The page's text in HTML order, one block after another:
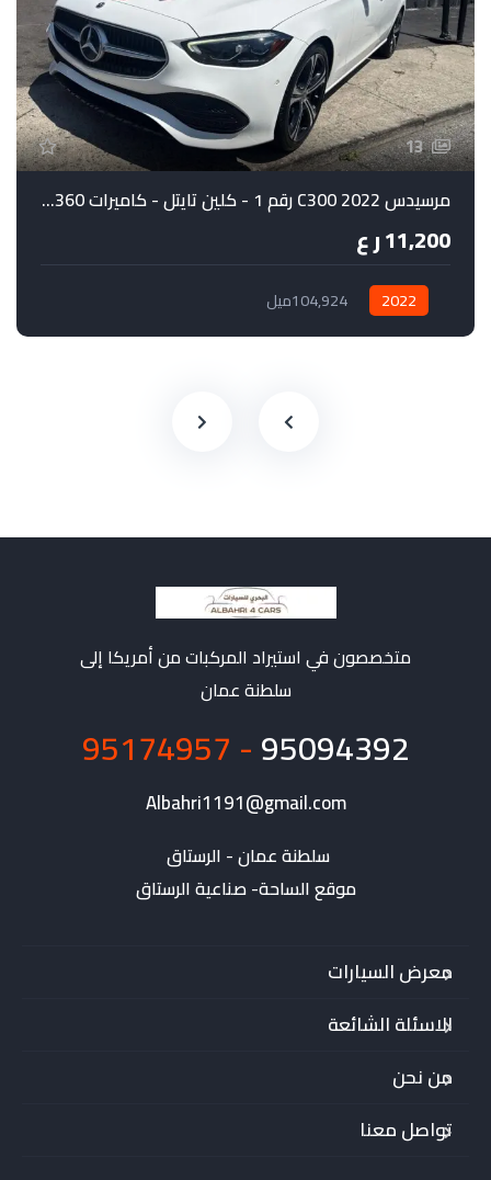
13
مرسيدس C300 2022 رقم 1 - كلين تايتل - كاميرات 360 درجة
11,200 ر ع
2022 104,924ميل
متخصصون في استيراد المركبات من أمريكا إلى
سلطنة عمان
95094392
- 95174957
Albahri1191@gmail.com
موقع الساحة- صناعية الرستاق
معرض السيارات
الاسئلة الشائعة
من نحن
تواصل معنا